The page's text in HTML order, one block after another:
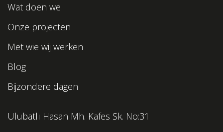
Wat doen we
Onze projecten
Met wie wij werken
Blog
Bijzondere dagen
Ulubatlı Hasan Mh. Kafes Sk. No:31